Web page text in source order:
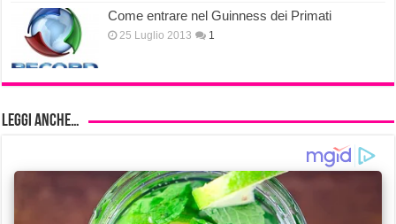
Come entrare nel Guinness dei Primati
25 Luglio 2013 1
Leggi anche…